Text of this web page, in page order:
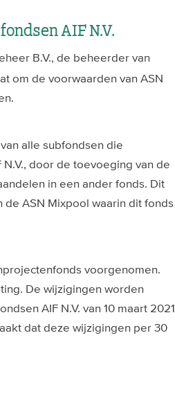
AIF N.V.
B.V., de beheerder van
om de voorwaarden van ASN
alle subfondsen die
door de toevoeging van de
in een ander fonds. Dit
de ASN Mixpool waarin dit fonds
voorgenomen.
De wijzigingen worden
AIF N.V. van 10 maart 2021
dat deze wijzigingen per 30